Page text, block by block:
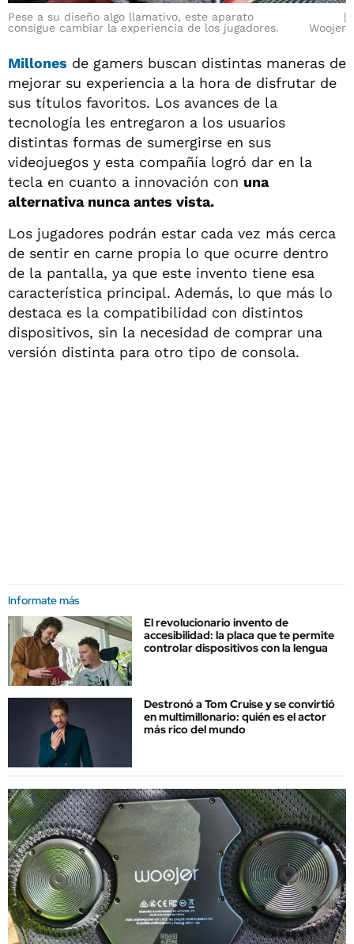
Pese a su diseño algo llamativo, este aparato
consigue cambiar la experiencia de los jugadores.
Woojer
Millones de gamers buscan distintas maneras de
mejorar su experiencia a la hora de disfrutar de
sus títulos favoritos. Los avances de la
tecnología les entregaron a los usuarios
distintas formas de sumergirse en sus
videojuegos y esta compañía logró dar en la
tecla en cuanto a innovación con una
alternativa nunca antes vista.
Los jugadores podrán estar cada vez más cerca
de sentir en carne propia lo que ocurre dentro
de la pantalla, ya que este invento tiene esa
característica principal. Además, lo que más lo
destaca es la compatibilidad con distintos
dispositivos, sin la necesidad de comprar una
versión distinta para otro tipo de consola.
Informate más
El revolucionario invento de
accesibilidad: la placa que te permite
controlar dispositivos con la lengua
Destronó a Tom Cruise y se convirtió
en multimillonario: quién es el actor
más rico del mundo